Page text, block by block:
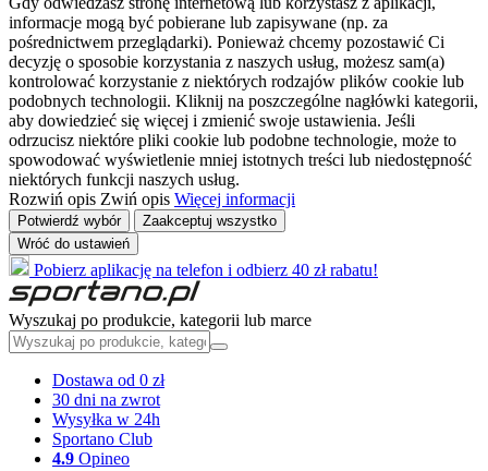
informacje mogą być pobierane lub zapisywane (np. za
pośrednictwem przeglądarki). Ponieważ chcemy pozostawić Ci
decyzję o sposobie korzystania z naszych usług, możesz sam(a)
kontrolować korzystanie z niektórych rodzajów plików cookie lub
podobnych technologii. Kliknij na poszczególne nagłówki kategorii,
aby dowiedzieć się więcej i zmienić swoje ustawienia. Jeśli
odrzucisz niektóre pliki cookie lub podobne technologie, może to
spowodować wyświetlenie mniej istotnych treści lub niedostępność
niektórych funkcji naszych usług.
Rozwiń opis Zwiń opis Więcej informacji
Potwierdź wybór
Zaakceptuj wszystko
Wróć do ustawień
Pobierz aplikację na telefon i odbierz 40 zł rabatu!
Wyszukaj po produkcie, kategorii lub marce
Dostawa od 0 zł
30 dni na zwrot
Wysyłka w 24h
Sportano Club
4.9 Opineo